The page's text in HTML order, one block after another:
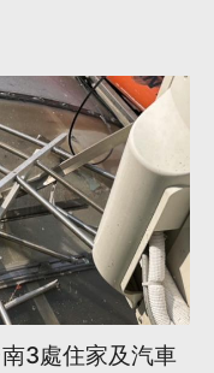
3處住家及汽車